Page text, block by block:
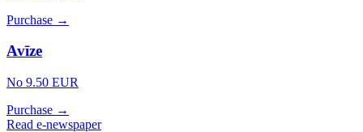
Purchase →
Avīze
No 9.50 EUR
Purchase →
Read e-newspaper